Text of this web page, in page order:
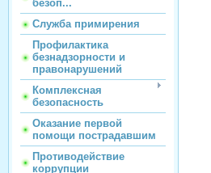
безоп...
Служба примирения
Профилактика
безнадзорности и
правонарушений
Комплексная
безопасность
Оказание первой
помощи пострадавшим
Противодействие
коррупции